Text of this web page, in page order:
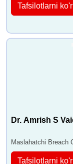
Tafsilotlarni
Dr. Amrish S
Maslahatchi Breach
Tafsilotlarni